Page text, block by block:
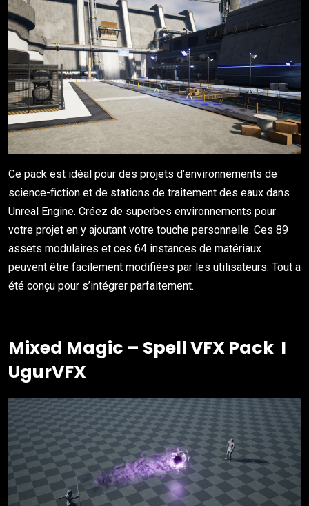
Ce pack est idéal pour des projets d’environnements de
science-fiction et de stations de traitement des eaux dans
Unreal Engine. Créez de superbes environnements pour
votre projet en y ajoutant votre touche personnelle. Ces 89
assets modulaires et ces 64 instances de matériaux
peuvent être facilement modifiées par les utilisateurs. Tout a
été conçu pour s’intégrer parfaitement.
Mixed Magic – Spell VFX Pack I
UgurVFX